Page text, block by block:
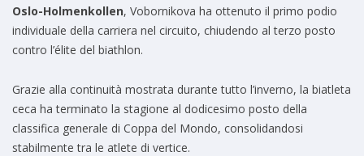
Oslo-Holmenkollen, Vobornikova ha ottenuto il primo podio
individuale della carriera nel circuito, chiudendo al terzo posto
contro l’élite del biathlon.
Grazie alla continuità mostrata durante tutto l’inverno, la biatleta
ceca ha terminato la stagione al dodicesimo posto della
classifica generale di Coppa del Mondo, consolidandosi
stabilmente tra le atlete di vertice.